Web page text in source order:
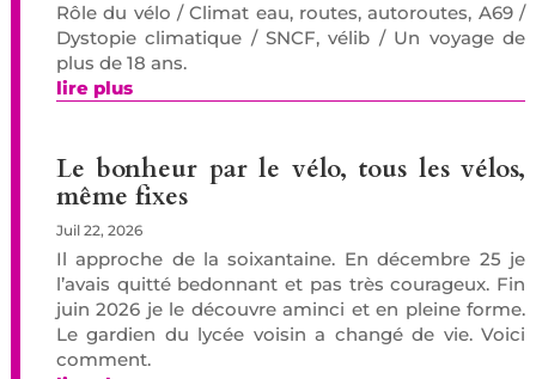
Rôle du vélo / Climat eau, routes, autoroutes, A69 /
Dystopie climatique / SNCF, vélib / Un voyage de
plus de 18 ans.
lire plus
Le bonheur par le vélo, tous les vélos,
même fixes
Juil 22, 2026
Il approche de la soixantaine. En décembre 25 je
l’avais quitté bedonnant et pas très courageux. Fin
juin 2026 je le découvre aminci et en pleine forme.
Le gardien du lycée voisin a changé de vie. Voici
comment.